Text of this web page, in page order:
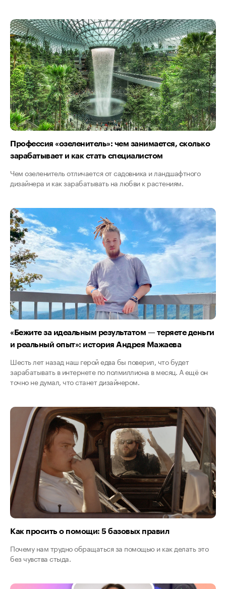
Профессия «озеленитель»: чем занимается, сколько
зарабатывает и как стать специалистом
Чем озеленитель отличается от садовника и ландшафтного
дизайнера и как зарабатывать на любви к растениям.
«Бежите за идеальным результатом — теряете деньги
и реальный опыт»: история Андрея Мажаева
Шесть лет назад наш герой едва бы поверил, что будет
зарабатывать в интернете по полмиллиона в месяц. А ещё он
точно не думал, что станет дизайнером.
Как просить о помощи: 5 базовых правил
Почему нам трудно обращаться за помощью и как делать это
без чувства стыда.